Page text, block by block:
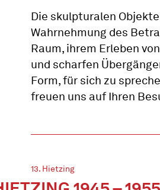
Die skulpturalen
Wahrnehmung des
Raum, ihrem Erleben
und scharfen
Form, für sich zu
freuen uns auf Ihren
13. Hietzing